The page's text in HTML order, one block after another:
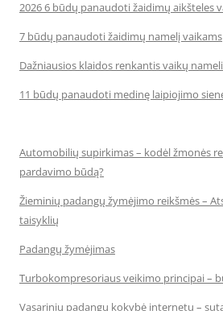
2026 6 būdų panaudoti žaidimų aikšteles
7 būdų panaudoti žaidimų namelį vaikams
Dažniausios klaidos renkantis vaikų
11 būdų panaudoti medinę laipiojimo
Automobilių supirkimas – kodėl žmonės
pardavimo būdą?
Žieminių padangų žymėjimo reikšmės –
taisyklių
Padangų žymėjimas
Turbokompresoriaus veikimo principai –
Vasarinių padangų kokybė internetu –